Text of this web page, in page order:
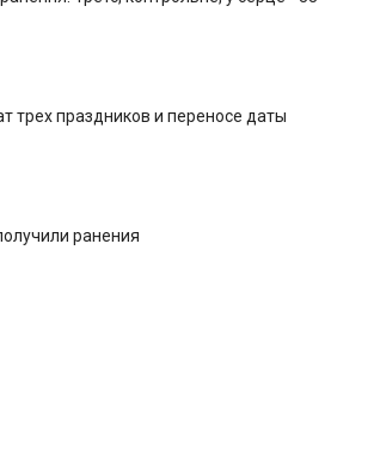
трех праздников и переносе даты
ранения